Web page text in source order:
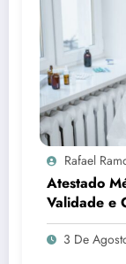
Rafael
Atestado
Validade e
3 De